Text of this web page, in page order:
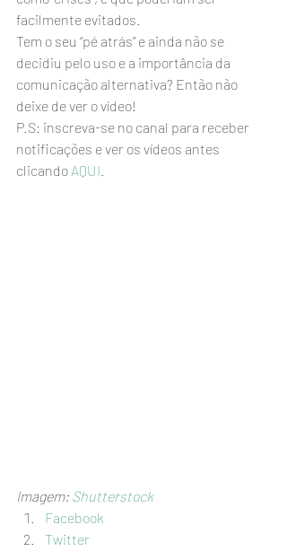
facilmente evitados.
Tem o seu “pé atrás” e ainda não se
decidiu pelo uso e a importância da
comunicação alternativa? Então não
deixe de ver o vídeo!
P.S: inscreva-se no canal para receber
notificações e ver os vídeos antes
clicando AQUI
Imagem: Shutterstock
Facebook
Twitter